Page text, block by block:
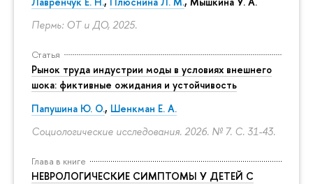
Пермь: ОТ и ДО, 2025.
Статья
Рынок труда индустрии моды в условиях внешнего
шока: фиктивные ожидания и устойчивость
Папушина Ю. О., Шенкман Е. А.
Социологические исследования. 2026. № 7. С. 31-43.
Глава в книге
НЕВРОЛОГИЧЕСКИЕ СИМПТОМЫ У ДЕТЕЙ С